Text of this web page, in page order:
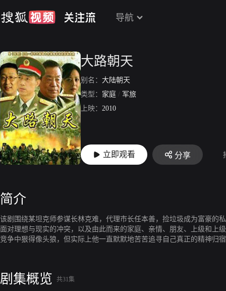
导航
大路朝天
别名： 大陆朝天
类型： 家庭 / 军旅
上映： 2010
立即观看 分享
简介
该剧围绕某坦克师参谋长林克难，代理市长任本善，捡垃圾成为富豪的
面对理想与现实的冲突，以及由此而来的家庭、亲情、朋友、上级和上
竞争中狠得像头狼，但实际上他一直默默地苦苦追寻自己真正的精神归
剧集概览 共31集